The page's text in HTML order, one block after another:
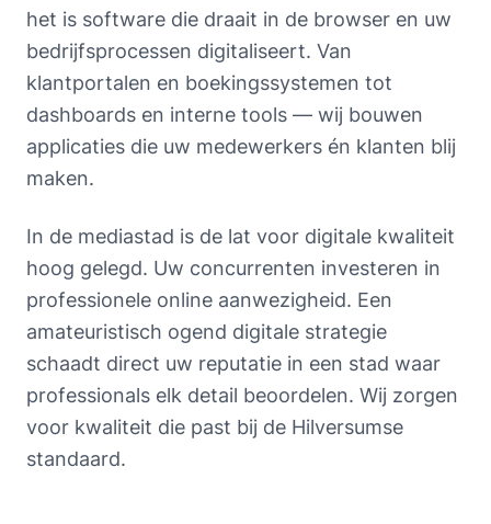
het is software die draait in de browser en uw
bedrijfsprocessen digitaliseert. Van
klantportalen en boekingssystemen tot
dashboards en interne tools — wij bouwen
applicaties die uw medewerkers én klanten blij
maken.
In de mediastad is de lat voor digitale kwaliteit
hoog gelegd. Uw concurrenten investeren in
professionele online aanwezigheid. Een
amateuristisch ogend digitale strategie
schaadt direct uw reputatie in een stad waar
professionals elk detail beoordelen. Wij zorgen
voor kwaliteit die past bij de Hilversumse
standaard.